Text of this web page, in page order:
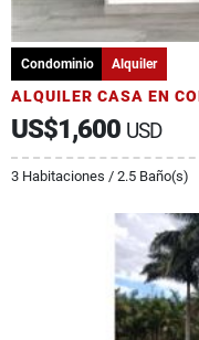
Condominio Alquiler
ALQUILER CASA EN
US$1,600 USD
3 Habitaciones / 2.5 Baño(s)